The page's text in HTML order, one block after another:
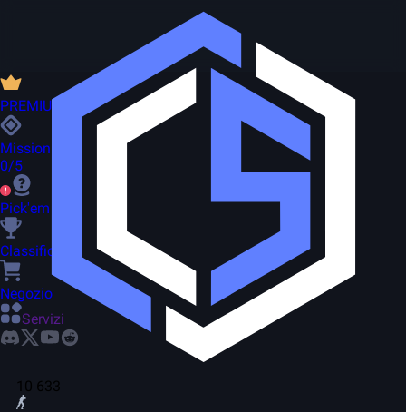
10 633
PREMIUM
Missioni
0/5
Pick'em
Classifica
Negozio
Servizi